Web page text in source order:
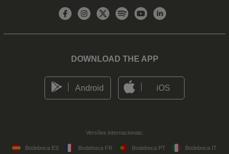
DOWNLOAD THE APP
Android iOS
Versões internacionais:
Bodeboca ES Bodeboca FR Bodeboca PT Bodeboca IT